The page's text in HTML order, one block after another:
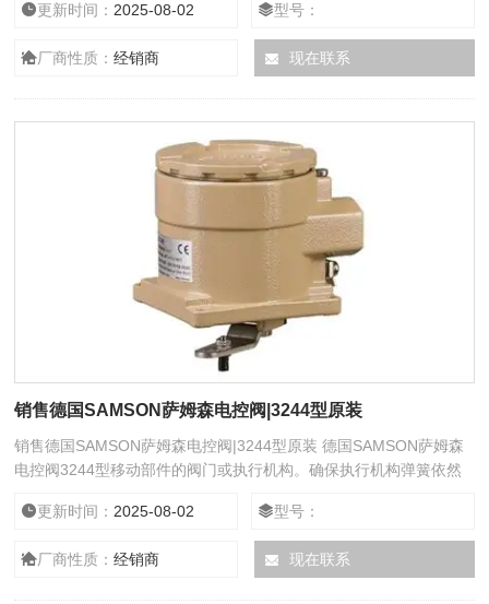
热、冷、侵蚀性和/或腐蚀性介质应用中的防护服、手套和安全眼镜
− 耳朵保护装置在阀门附近工作 − 工业安全帽 − 安全带，如果存在
坠落风险（例如，在高空作业时） − 安全鞋，如果需要防静电放电 Î
更新时间： 2025-08-02 型号：
厂商性质：经销商 现在联系
销售德国SAMSON萨姆森电控阀|3244型原装
销售德国SAMSON萨姆森电控阀|3244型原装 德国SAMSON萨姆森
电控阀3244型移动部件的阀门或执行机构。确保执行机构弹簧依然
为电动阀。电动阀使用电能作为动力来接通电动执行机构驱动阀门，
实现阀门的开关、调节动作。从而达到对管道介质的开关或是调节目
的。电动阀的驱动一般是用电机，开或关动作完成需要一定的时间模
更新时间： 2025-08-02 型号：
厂商性质：经销商 现在联系